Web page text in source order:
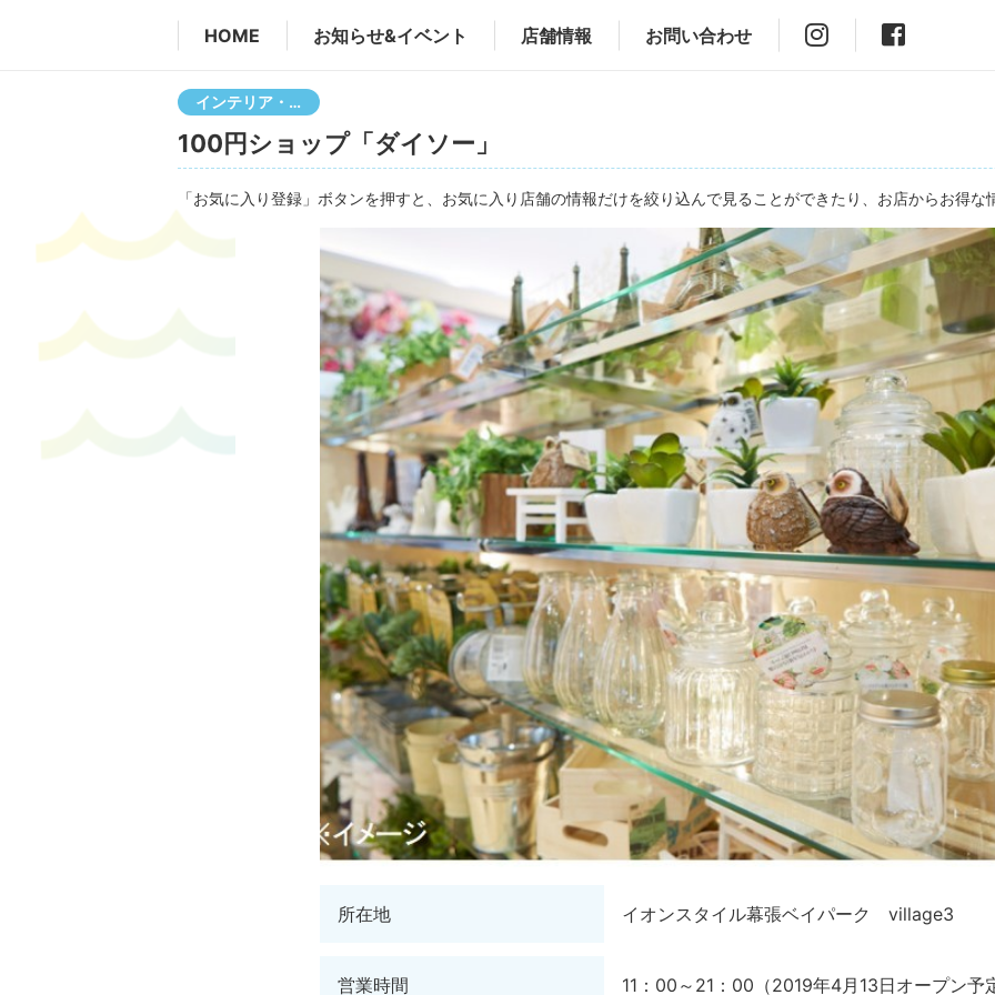
HOME お知らせ&イベント 店舗情報 お問い合わせ
インテリア・生活雑貨
100円ショップ「ダイソー」
「お気に入り登録」ボタンを押すと、お気に入り店舗の情報だけを絞り込んで見ることができたり、お店からお得
所在地 イオンスタイル幕張ベイパーク village3
営業時間 11：00～21：00（2019年4月13日オープン予